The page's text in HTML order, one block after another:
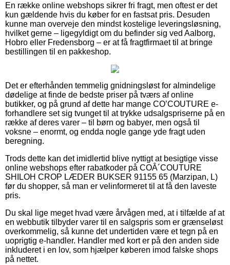
En række online webshops sikrer fri fragt, men oftest er det
kun gældende hvis du køber for en fastsat pris. Desuden
kunne man overveje den mindst kostelige leveringsløsning,
hvilket gerne – ligegyldigt om du befinder sig ved Aalborg,
Hobro eller Fredensborg – er at få fragtfirmaet til at bringe
bestillingen til en pakkeshop.
Det er efterhånden temmelig gnidningsløst for almindelige
dødelige at finde de bedste priser på tværs af online
butikker, og på grund af dette har mange CO’COUTURE e-
forhandlere set sig tvunget til at trykke udsalgspriserne på en
række af deres varer – til børn og babyer, men også til
voksne – enormt, og endda nogle gange yde fragt uden
beregning.
Trods dette kan det imidlertid blive nyttigt at besigtige visse
online webshops efter rabatkoder på COÂ´COUTURE
SHILOH CROP LÆDER BUKSER 91155 65 (Marzipan, L)
før du shopper, så man er velinformeret til at få den laveste
pris.
Du skal lige meget hvad være årvågen med, at i tilfælde af at
en webbutik tilbyder varer til en salgspris som er grænseløst
overkommelig, så kunne det undertiden være et tegn på en
uoprigtig e-handler. Handler med kort er på den anden side
inkluderet i en lov, som hjælper køberen imod falske shops
på nettet.